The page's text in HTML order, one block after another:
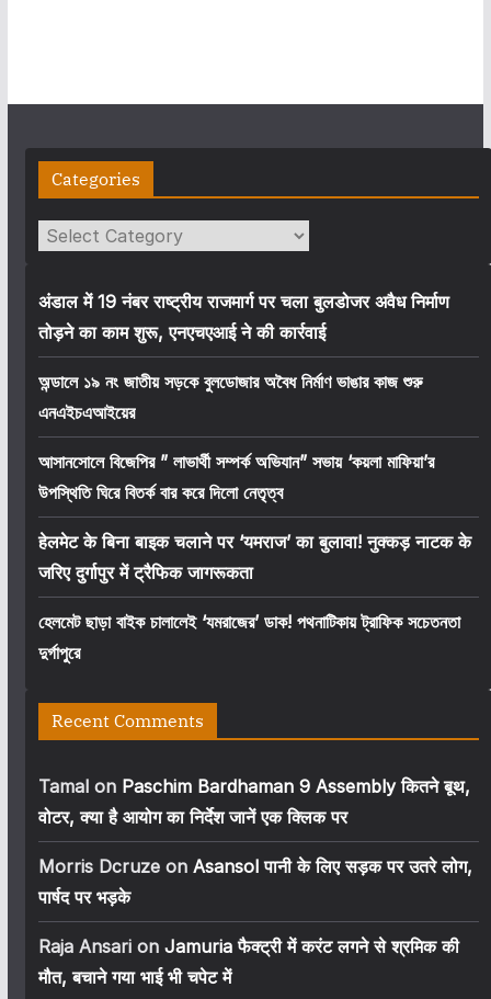
Categories
Categories
अंडाल में 19 नंबर राष्ट्रीय राजमार्ग पर चला बुलडोजर अवैध निर्माण
तोड़ने का काम शुरू, एनएचएआई ने की कार्रवाई
অন্ডালে ১৯ নং জাতীয় সড়কে বুলডোজার অবৈধ নির্মাণ ভাঙার কাজ শুরু
এনএইচএআইয়ের
আসানসোলে বিজেপির ” লাভার্থী সম্পর্ক অভিযান” সভায় ‘কয়লা মাফিয়া’র
উপস্থিতি ঘিরে বিতর্ক বার করে দিলো নেতৃত্ব
हेलमेट के बिना बाइक चलाने पर ‘यमराज’ का बुलावा! नुक्कड़ नाटक के
जरिए दुर्गापुर में ट्रैफिक जागरूकता
হেলমেট ছাড়া বাইক চালালেই ‘যমরাজের’ ডাক! পথনাটিকায় ট্রাফিক সচেতনতা
দুর্গাপুরে
Recent Comments
Tamalon Paschim Bardhaman 9 Assembly कितने बूथ,
वोटर, क्या है आयोग का निर्देश जानें एक क्लिक पर
Morris Dcruzeon Asansol पानी के लिए सड़क पर उतरे लोग,
पार्षद पर भड़के
Raja Ansarion Jamuria फैक्ट्री में करंट लगने से श्रमिक की
मौत, बचाने गया भाई भी चपेट में